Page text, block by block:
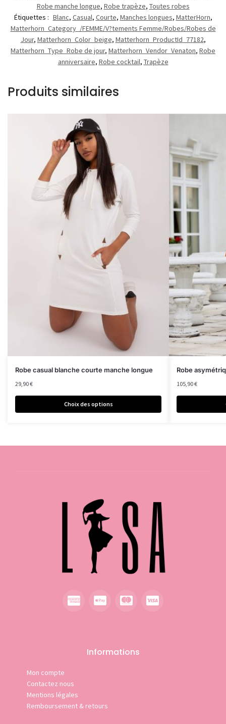
Robe manche longue, Robe trapèze, Toutes robes
Étiquettes : Blanc, Casual, Courte, Manches longues, MatterHorn,
Matterhorn_Category_/FEMME/V?tements Femme/Robes/Robes de
Jour, Matterhorn_Color_beige, Matterhorn_ProductId_77182,
Matterhorn_Type_Robe de jour, Matterhorn_Vendor_Venaton, Robe
anniversaire, Robe cocktail, Trapèze
Produits similaires
Robe casual blanche courte manche longue
29,90€
Choix des options
Robe
105,90€
Informations
Mon compte
Contactez nous
Mentions légales
Remboursement & retours